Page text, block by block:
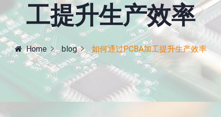
工提升生产效率
Home blog 如何通过PCBA加工提升生产效率